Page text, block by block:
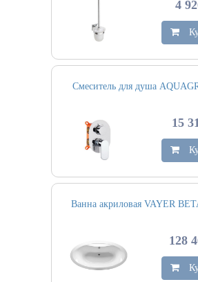
4
Смеситель для душа
15
Ванна акриловая VAYER
128